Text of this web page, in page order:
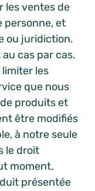
les ventes de
personne, et
ou juridiction.
cas par cas.
les
que nous
produits et
être modifiés
à notre seule
le droit
moment.
présentée